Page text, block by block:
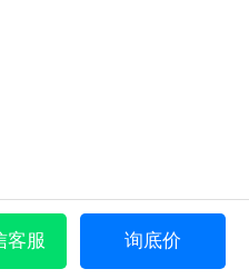
客服 询底价